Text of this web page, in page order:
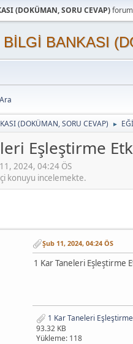
(DOKÜMAN, SORU CEVAP)
BANKASI
Ara
(DOKÜMAN, SORU CEVAP) ►
Eşleştirme
2024, 04:24 ÖS
konuyu incelemekte.
Şub 11, 2024, 04:24 ÖS
1 Kar Taneleri Eşleştirme
1 Kar Taneleri
93.32 KB
Yükleme: 118